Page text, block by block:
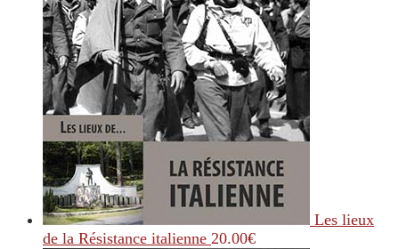
Les lieux
de la Résistance italienne 20.00€